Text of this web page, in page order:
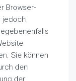
Browser-
jedoch
Sie können
den
der